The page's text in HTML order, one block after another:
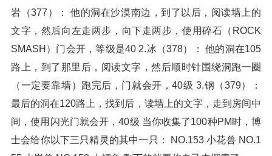
岩（377）： 他的洞在沙漠南边，到了以后，阅读墙上的
文字，然后向左走两步，向下走两步，使用碎石（ROCK
SMASH）门会开，等级是40 2.冰（378）： 他的洞在105
路上，到了那里后，阅读文字，然后顺时针围绕洞跑一圈
（一定要靠墙）跑完后，门就会开，40级 3.钢（379）：
最后的洞在120路上，找到后，读墙上的文字，走到房间中
间，使用闪光门就会开，40级 当你收集了100种PM时，博
士会给你以下三只精灵的其中一只： NO.153 小花兽 NO.1